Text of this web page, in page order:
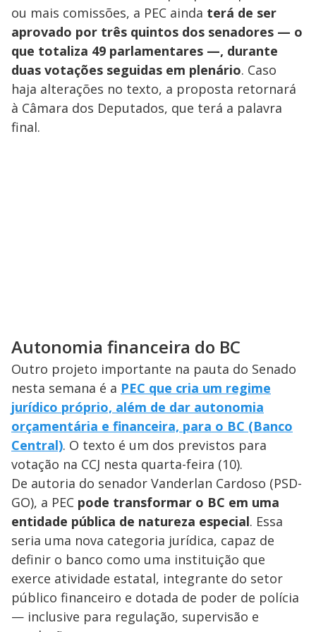
y
V
i
M
u
o
ou mais comissões, a PEC ainda terá de ser
aprovado por três quintos dos senadores — o
que totaliza 49 parlamentares —, durante
duas votações seguidas em plenário. Caso
haja alterações no texto, a proposta retornará
à Câmara dos Deputados, que terá a palavra
final.
Autonomia financeira do BC
Outro projeto importante na pauta do Senado
nesta semana é a PEC que cria um regime
jurídico próprio, além de dar autonomia
orçamentária e financeira, para o BC (Banco
Central). O texto é um dos previstos para
votação na CCJ nesta quarta-feira (10).
De autoria do senador Vanderlan Cardoso (PSD-
GO), a PEC pode transformar o BC em uma
entidade pública de natureza especial. Essa
seria uma nova categoria jurídica, capaz de
definir o banco como uma instituição que
exerce atividade estatal, integrante do setor
público financeiro e dotada de poder de polícia
— inclusive para regulação, supervisão e